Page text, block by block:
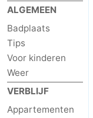
Monumenten
-
Uitkijkpunten
Attracties
ALGEMEEN
Badplaats
Tips
Voor kinderen
Weer
VERBLIJF
Appartementen